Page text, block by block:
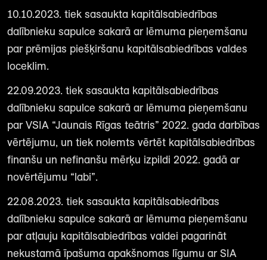
10.10.2023. tiek sasaukta kapitālsabiedrības
dalībnieku sapulce sakarā ar lēmuma pieņemšanu
par prēmijas piešķiršanu kapitālsabiedrības valdes
loceklim.
22.09.2023. tiek sasaukta kapitālsabiedrības
dalībnieku sapulce sakarā ar lēmuma pieņemšanu
par VSIA “Jaunais Rīgas teātris” 2022. gada darbības
vērtējumu, un tiek nolemts vērtēt kapitālsabiedrības
finanšu un nefinanšu mērķu izpildi 2022. gadā ar
novērtējumu “labi”.
22.08.2023. tiek sasaukta kapitālsabiedrības
dalībnieku sapulce sakarā ar lēmuma pieņemšanu
par atļauju kapitālsabiedrības valdei pagarināt
nekustamā īpašuma apakšnomas līgumu ar SIA